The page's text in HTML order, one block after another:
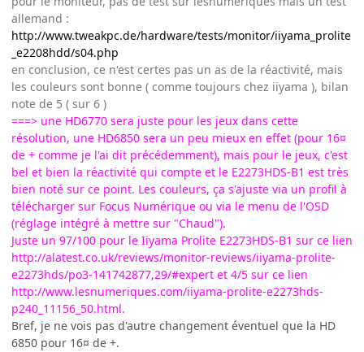
allemand :
http://www.tweakpc.de/hardware/tests/monitor/iiyama_prolite
_e2208hdd/s04.php
en conclusion, ce n'est certes pas un as de la réactivité, mais
les couleurs sont bonne ( comme toujours chez iiyama ), bilan
note de 5 ( sur 6 )
===> une HD6770 sera juste pour les jeux dans cette
résolution, une HD6850 sera un peu mieux en effet (pour 16¤
de + comme je l'ai dit précédemment), mais pour le jeux, c'est
bel et bien la réactivité qui compte et le E2273HDS-B1 est très
bien noté sur ce point. Les couleurs, ça s'ajuste via un profil à
télécharger sur Focus Numérique ou via le menu de l'OSD
(réglage intégré à mettre sur "Chaud").
Juste un 97/100 pour le Iiyama Prolite E2273HDS-B1 sur ce lien
http://alatest.co.uk/reviews/monitor-reviews/iiyama-prolite-
e2273hds/po3-141742877,29/#expert et 4/5 sur ce lien
http://www.lesnumeriques.com/iiyama-prolite-e2273hds-
p240_11156_50.html.
Bref, je ne vois pas d'autre changement éventuel que la HD
6850 pour 16¤ de +.